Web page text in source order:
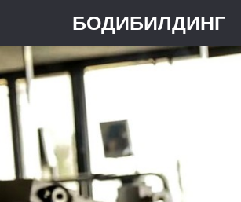
БОДИБИЛДИНГ